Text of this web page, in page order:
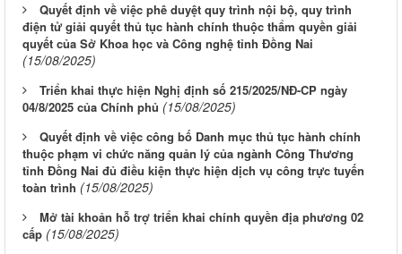
Quyết định về việc phê duyệt quy trình nội bộ, quy trình
điện tử giải quyết thủ tục hành chính thuộc thẩm quyền giải
quyết của Sở Khoa học và Công nghệ tỉnh Đồng Nai
(15/08/2025)
Triển khai thực hiện Nghị định số 215/2025/NĐ-CP ngày
04/8/2025 của Chính phủ (15/08/2025)
Quyết định về việc công bố Danh mục thủ tục hành chính
thuộc phạm vi chức năng quản lý của ngành Công Thương
tỉnh Đồng Nai đủ điều kiện thực hiện dịch vụ công trực tuyến
toàn trình (15/08/2025)
Mở tài khoản hỗ trợ triển khai chính quyền địa phương 02
cấp (15/08/2025)